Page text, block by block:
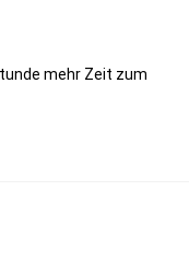
mehr Zeit zum